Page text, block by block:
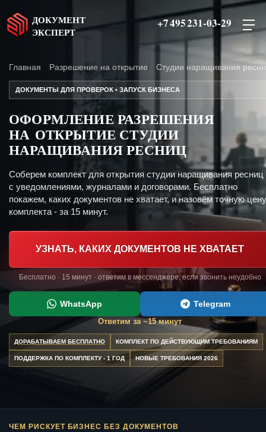
ДОКУМЕНТ
ЭКСПЕРТ
+7 495 231-03-29
Главная Разрешение на открытие Студии наращивания
ДОКУМЕНТЫ ДЛЯ ПРОВЕРОК • ЗАПУСК БИЗНЕСА
ОФОРМЛЕНИЕ РАЗРЕШЕНИЯ
НА ОТКРЫТИЕ СТУДИИ
НАРАЩИВАНИЯ РЕСНИЦ
Соберем комплект для открытия студии наращивания ресниц
с уведомлениями, журналами и договорами. Бесплатно
покажем, каких документов не хватает, и назовём точную цену
комплекта - за 15 минут.
УЗНАТЬ, КАКИХ ДОКУМЕНТОВ НЕ ХВАТАЕТ
Бесплатно · 15 минут · ответим в мессенджере, если звонить неудобно
WhatsApp Telegram
Ответим за ~15 минут
ДОРАБАТЫВАЕМ БЕСПЛАТНО КОМПЛЕКТ ПО ДЕЙСТВУЮЩИМ ТРЕБОВАНИЯМ
ПОДДЕРЖКА ПО КОМПЛЕКТУ - 1 ГОД НОВЫЕ ТРЕБОВАНИЯ 2026
ЧЕМ РИСКУЕТ БИЗНЕС БЕЗ ДОКУМЕНТОВ